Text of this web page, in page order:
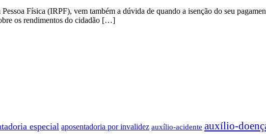
Física (IRPF), vem também a dúvida de quando a isenção do seu
os rendimentos do cidadão […]
especial aposentadoria por invalidez auxílio-acidente auxílio-